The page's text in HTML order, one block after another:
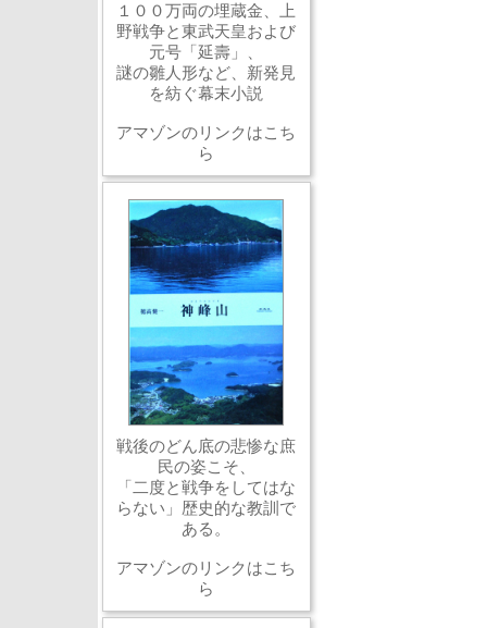
１００万両の埋蔵金、上
野戦争と東武天皇および
元号「延壽」、
謎の雛人形など、新発見
を紡ぐ幕末小説
アマゾンのリンクはこち
ら
戦後のどん底の悲惨な庶
民の姿こそ、
「二度と戦争をしてはな
らない」歴史的な教訓で
ある。
アマゾンのリンクはこち
ら